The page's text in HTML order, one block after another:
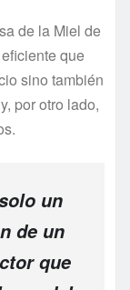
de la Miel de
que
sino también
por otro lado,
un
de un
que